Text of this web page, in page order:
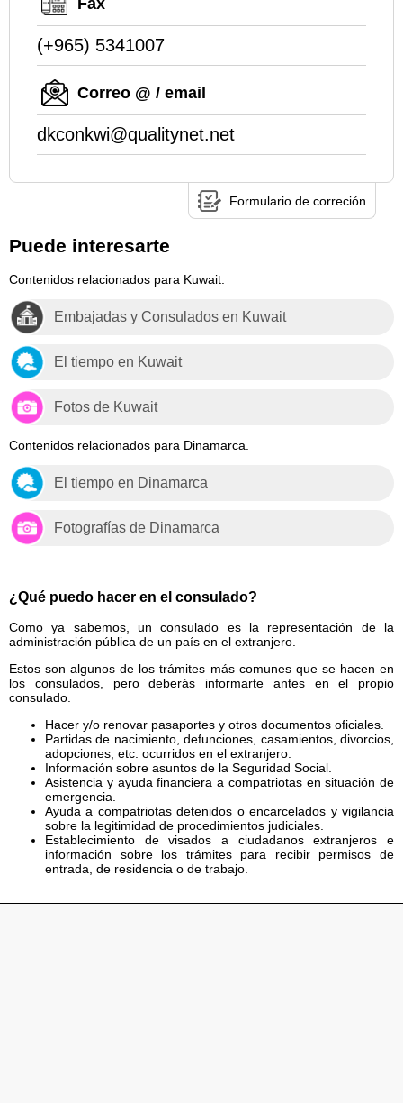
Fax
(+965) 5341007
Correo @ / email
dkconkwi@qualitynet.net
Formulario de correción
Puede interesarte
Contenidos relacionados para Kuwait.
Embajadas y Consulados en Kuwait
El tiempo en Kuwait
Fotos de Kuwait
Contenidos relacionados para Dinamarca.
El tiempo en Dinamarca
Fotografías de Dinamarca
¿Qué puedo hacer en el consulado?
Como ya sabemos, un consulado es la representación de la
administración pública de un país en el extranjero.
Estos son algunos de los trámites más comunes que se hacen en
los consulados, pero deberás informarte antes en el propio
consulado.
Hacer y/o renovar pasaportes y otros documentos oficiales.
Partidas de nacimiento, defunciones, casamientos, divorcios,
adopciones, etc. ocurridos en el extranjero.
Información sobre asuntos de la Seguridad Social.
Asistencia y ayuda financiera a compatriotas en situación de
emergencia.
Ayuda a compatriotas detenidos o encarcelados y vigilancia
sobre la legitimidad de procedimientos judiciales.
Establecimiento de visados a ciudadanos extranjeros e
información sobre los trámites para recibir permisos de
entrada, de residencia o de trabajo.